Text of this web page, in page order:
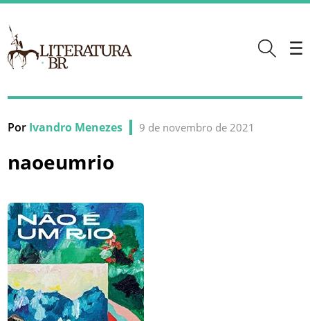
Por Ivandro Menezes 9 de novembro de 2021
naoeumrio